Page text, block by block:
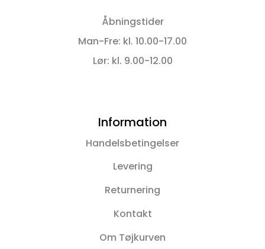
Åbningstider
Man-Fre: kl. 10.00-17.00
Lør: kl. 9.00-12.00
Information
Handelsbetingelser
Levering
Returnering
Kontakt
Om Tøjkurven